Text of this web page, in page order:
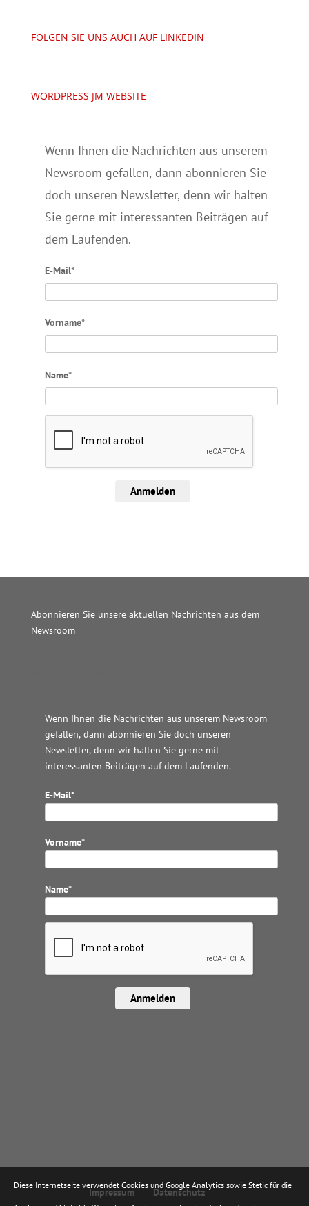
FOLGEN SIE UNS AUCH AUF LINKEDIN
WORDPRESS JM WEBSITE
Wenn Ihnen die Nachrichten aus unserem
Newsroom gefallen, dann abonnieren Sie
doch unseren Newsletter, denn wir halten
Sie gerne mit interessanten Beiträgen auf
dem Laufenden.
E-Mail*
Vorname*
Name*
Anmelden
Abonnieren Sie unsere aktuellen Nachrichten aus dem
Newsroom
Wenn Ihnen die Nachrichten aus unserem Newsroom
gefallen, dann abonnieren Sie doch unseren
Newsletter, denn wir halten Sie gerne mit
interessanten Beiträgen auf dem Laufenden.
E-Mail*
Vorname*
Name*
Anmelden
Impressum Datenschutz
Diese Internetseite verwendet Cookies und Google Analytics sowie Stetic für die